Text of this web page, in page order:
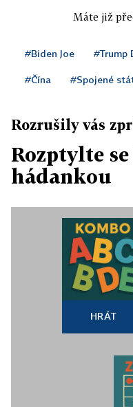
Máte již
#Biden Joe #Trump
#Čína #Spojené
Rozrušily vás
Rozptylte
hádankou
HRÁT